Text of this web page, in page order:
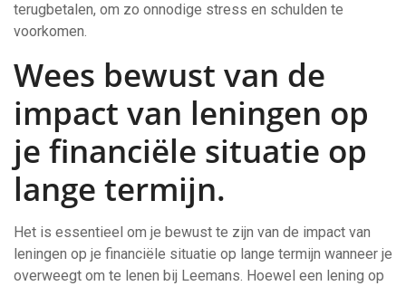
terugbetalen, om zo onnodige stress en schulden te
voorkomen.
Wees bewust van de
impact van leningen op
je financiële situatie op
lange termijn.
Het is essentieel om je bewust te zijn van de impact van
leningen op je financiële situatie op lange termijn wanneer je
overweegt om te lenen bij Leemans. Hoewel een lening op